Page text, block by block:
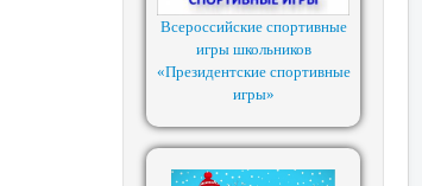
Всероссийские спортивные
игры школьников
«Президентские спортивные
игры»